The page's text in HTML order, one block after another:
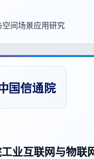
间场景应用研究
业互联网与物联